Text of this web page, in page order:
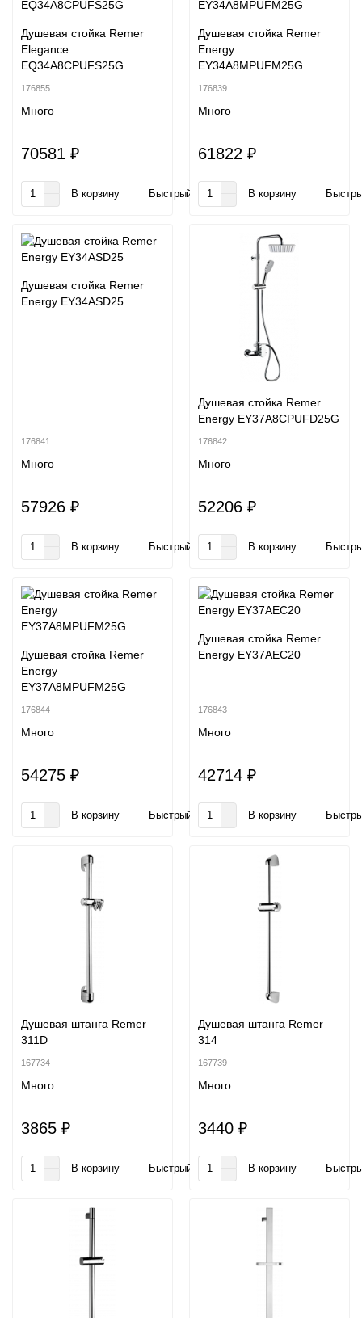
Душевая стойка Remer
Elegance
EQ34A8CPUFS25G
176855
Много
70581 ₽
В корзину Быстрый заказ
Душевая стойка Remer
Energy
EY34A8MPUFM25G
176839
Много
61822 ₽
В корзину
Душевая стойка Remer
Energy EY34ASD25
176841
Много
57926 ₽
В корзину Быстрый заказ
Душевая стойка Remer
Energy EY37A8CPUFD25G
176842
Много
52206 ₽
В корзину
Душевая стойка Remer
Energy
EY37A8MPUFM25G
176844
Много
54275 ₽
В корзину Быстрый заказ
Душевая стойка Remer
Energy EY37AEC20
176843
Много
42714 ₽
В корзину
Душевая штанга Remer
311D
167734
Много
3865 ₽
В корзину Быстрый заказ
Душевая штанга Remer
314
167739
Много
3440 ₽
В корзину